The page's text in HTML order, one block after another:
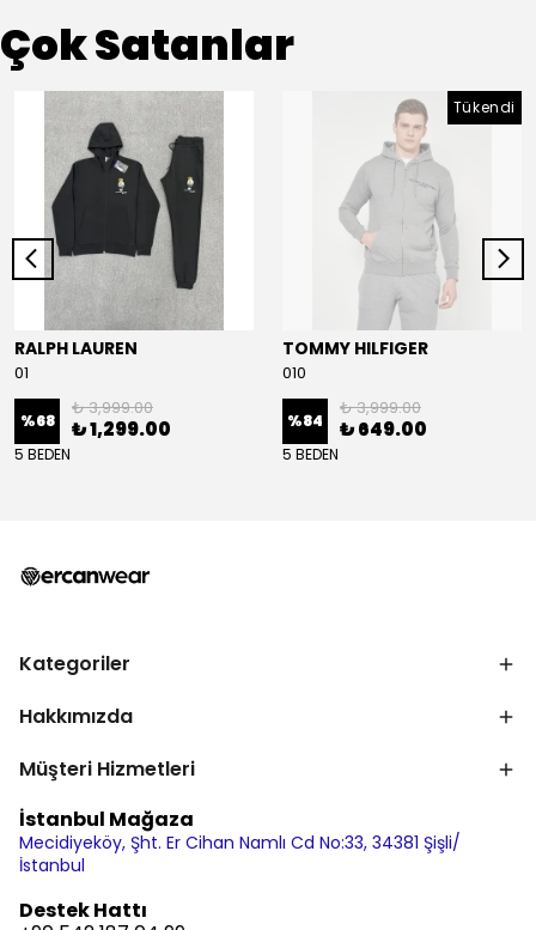
Çok Satanlar
RALPH LAUREN
01
%68
₺ 3,999.00
₺ 1,299.00
5 BEDEN
Tükendi
TOMMY HILFIGER
010
%84
₺ 3,999.00
₺ 649.00
5 BEDEN
Kategoriler
Hakkımızda
Müşteri Hizmetleri
İstanbul Mağaza
Mecidiyeköy, Şht. Er Cihan Namlı Cd No:33, 34381 Şişli/
İstanbul
Destek Hattı